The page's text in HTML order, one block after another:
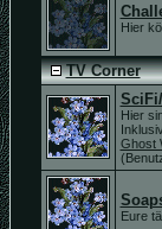
Hier
TV Corner
Hier
Ghost
Eure